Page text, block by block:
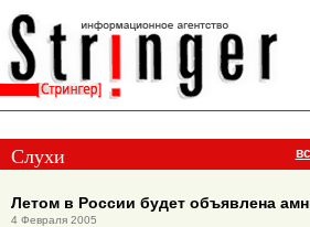
Слухи
Летом в России будет объявлена
4 Февраля 2005